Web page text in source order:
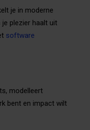
je in moderne
plezier haalt uit
software
modelleert
bent en impact wilt